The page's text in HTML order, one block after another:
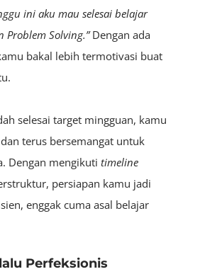
ini aku mau selesai belajar
Problem Solving.”Dengan ada
bakal lebih termotivasi buat
selesai target mingguan, kamu
terus bersemangat untuk
Dengan mengikuti timeline
persiapan kamu jadi
enggak cuma asal belajar
Perfeksionis